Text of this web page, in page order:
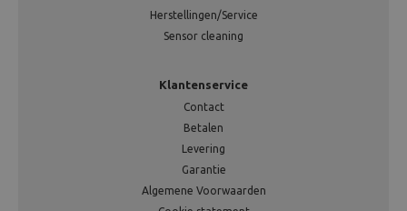
Herstellingen/Service
Sensor cleaning
Klantenservice
Contact
Betalen
Levering
Garantie
Algemene Voorwaarden